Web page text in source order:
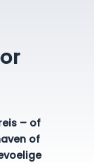
– of
of